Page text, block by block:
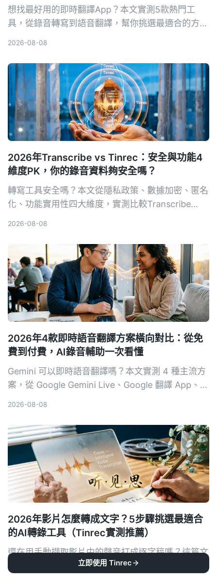
想找最好用的即時翻譯App？本文實測5款熱門工
具，從錄音轉寫到語音翻譯，幫你挑選最適合的方
2026-08-08
2026年Transcribe vs Tinrec：安全與功能4
維度PK，你的錄音資料夠安全嗎？
轉寫工具安全嗎？本文從隱私政策、數據加密、匿名
化、功能實用性四大維度，實測比較Transcribe
2026-08-08
2026年4款即時語音翻譯方案橫向對比：從免
費到付費，AI錄音輔助一次看懂
Gemini 可以即時語音翻譯嗎？本文實測 4 種主流方
案，從 Google Gemini Live、Google 翻譯 App、第
語言溝通組合。
2026-08-08
2026年影片怎麼轉成文字？5步驟挑選最適合
的AI轉錄工具（Tinrec實測推薦）
還在用手動擷取影片中的聲音打成逐字稿嗎？這篇文
章帶你了解如何挑選影片轉文字工具，從準確率、AI
立即使用 Tinrec